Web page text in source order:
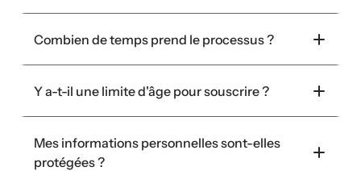
Combien de temps prend le processus ?
Y a-t-il une limite d'âge pour souscrire ?
Mes informations personnelles sont-elles
protégées ?